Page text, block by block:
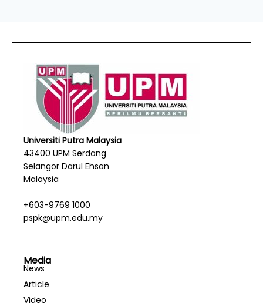
Universiti Putra Malaysia
43400 UPM Serdang
Selangor Darul Ehsan
Malaysia
+603-9769 1000
pspk@upm.edu.my
Media
News
Article
Video